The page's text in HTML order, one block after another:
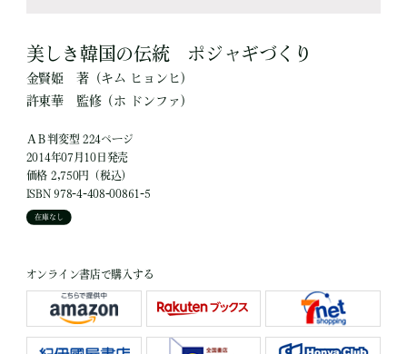
美しき韓国の伝統 ポジャギづくり
金賢姫 著（キム ヒョンヒ）
許東華
監修（ホ ドンファ）
ＡＢ判変型 224ページ
2014年07月10日発売
価格 2,750円（税込）
ISBN 978-4-408-00861-5
在庫なし
オンライン書店で購入する